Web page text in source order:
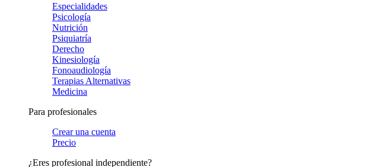
Especialidades
Psicología
Nutrición
Psiquiatría
Derecho
Kinesiología
Fonoaudiología
Terapias Alternativas
Medicina
Para profesionales
Crear una cuenta
Precio
¿Eres profesional independiente?